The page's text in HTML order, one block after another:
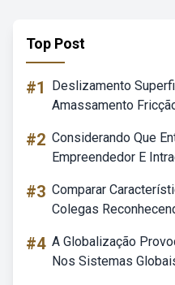
Top Post
#1
Deslizamento
Amassamento
#2 Considerando Que
Empreendedor E
#3 Comparar
Colegas
#4 A Globalização
Nos Sistemas